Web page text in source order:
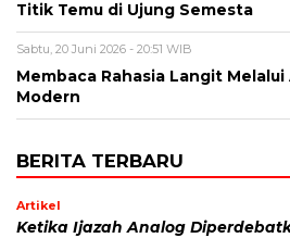
Titik Temu di Ujung Semesta
Sabtu, 20 Juni 2026 - 20:51 WIB
Membaca Rahasia Langit Melalui
Modern
BERITA TERBARU
Artikel
Ketika Ijazah Analog